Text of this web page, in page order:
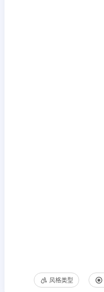
风格类型